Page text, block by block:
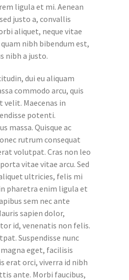
ligula et mi. Aenean
justo a, convallis
aliquet, neque vitae
nibh bibendum est,
nibh a justo.
dui eu aliquam
commodo arcu, quis
velit. Maecenas in
potenti.
massa. Quisque ac
rutrum consequat
volutpat. Cras non leo
vitae vitae arcu. Sed
ultricies, felis mi
pharetra enim ligula et
sem nec ante
sapien dolor,
id, venenatis non felis.
Suspendisse nunc
eget, facilisis
erat orci, viverra id nibh
ante. Morbi faucibus,